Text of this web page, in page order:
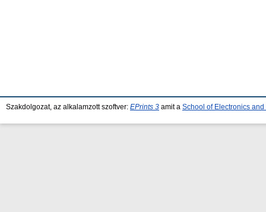
Szakdolgozat, az alkalamzott szoftver: EPrints 3 amit a School of Electronics